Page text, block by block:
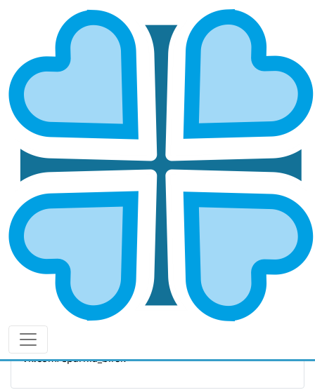
БИРСКАЯ И БЕЛОРЕЦКАЯ
ГЛАВНАЯ МИТРОПОЛИИ БИРСКАЯ И БЕЛОРЕЦКАЯ
Епархией управляет епископ Бирский и Белорецкий
Спиридон
ОСНОВНЫЕ НАПРАВЛЕНИЯ
РАБОТЫ
Социальное служение
Социальный отдел епархии
Руководитель:
8 (937) 478-88-99
vk.com/eparhia_birsk